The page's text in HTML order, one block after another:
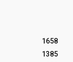
1658
1385